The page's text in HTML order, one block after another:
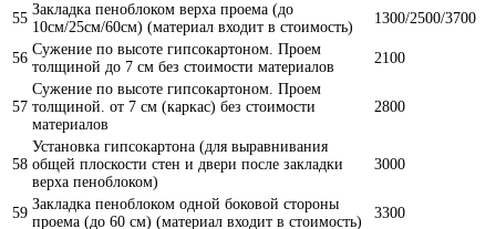
55
Закладка пеноблоком верха проема (до
10см/25см/60см) (материал входит в стоимость)
1300/2500/3700
56
Сужение по высоте гипсокартоном. Проем
толщиной до 7 см без стоимости материалов
2100
57
Сужение по высоте гипсокартоном. Проем
толщиной. от 7 см (каркас) без стоимости
материалов
2800
58
Установка гипсокартона (для выравнивания
общей плоскости стен и двери после закладки
верха пеноблоком)
3000
59
Закладка пеноблоком одной боковой стороны
проема (до 60 см) (материал входит в стоимость)
3300